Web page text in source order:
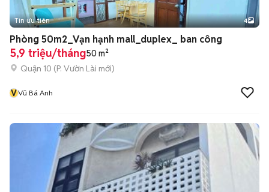
Tin ưu tiên 4
Phòng 50m2_Vạn hạnh mall_duplex_ ban công
5,9 triệu/tháng50 m²
Quận 10 (P. Vườn Lài mới)
VVũ Bá Anh